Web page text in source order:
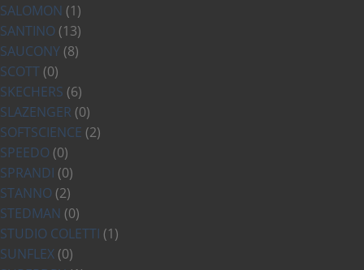
SALOMON (1)
SANTINO (13)
SAUCONY (8)
SCOTT (0)
SKECHERS (6)
SLAZENGER (0)
SOFTSCIENCE (2)
SPEEDO (0)
SPRANDI (0)
STANNO (2)
STEDMAN (0)
STUDIO COLETTI (1)
SUNFLEX (0)